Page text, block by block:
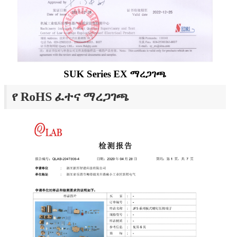
SUK Series EX ማረጋገጫ
የ RoHS ፈተና ማረጋገጫ